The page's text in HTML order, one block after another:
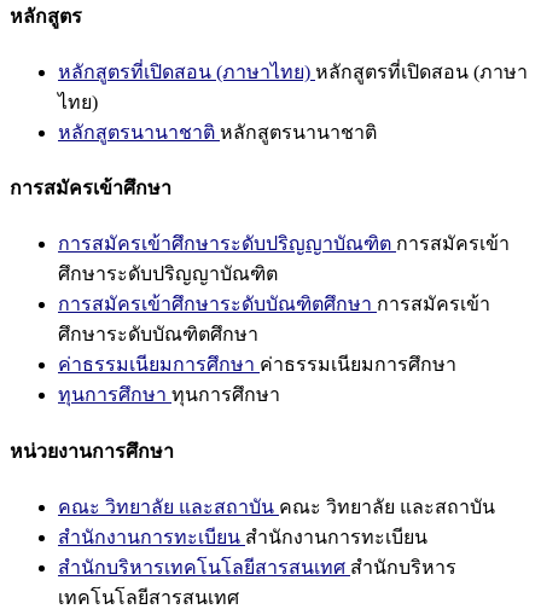
หลักสูตร
หลักสูตรที่เปิดสอน (ภาษาไทย) หลักสูตรที่เปิดสอน (ภาษา
ไทย)
หลักสูตรนานาชาติ หลักสูตรนานาชาติ
การสมัครเข้าศึกษา
การสมัครเข้าศึกษาระดับปริญญาบัณฑิต การสมัครเข้า
ศึกษาระดับปริญญาบัณฑิต
การสมัครเข้าศึกษาระดับบัณฑิตศึกษา การสมัครเข้า
ศึกษาระดับบัณฑิตศึกษา
ค่าธรรมเนียมการศึกษา ค่าธรรมเนียมการศึกษา
ทุนการศึกษา ทุนการศึกษา
หน่วยงานการศึกษา
คณะ วิทยาลัย และสถาบัน คณะ วิทยาลัย และสถาบัน
สำนักงานการทะเบียน สำนักงานการทะเบียน
สำนักบริหารเทคโนโลยีสารสนเทศ สำนักบริหาร
เทคโนโลยีสารสนเทศ